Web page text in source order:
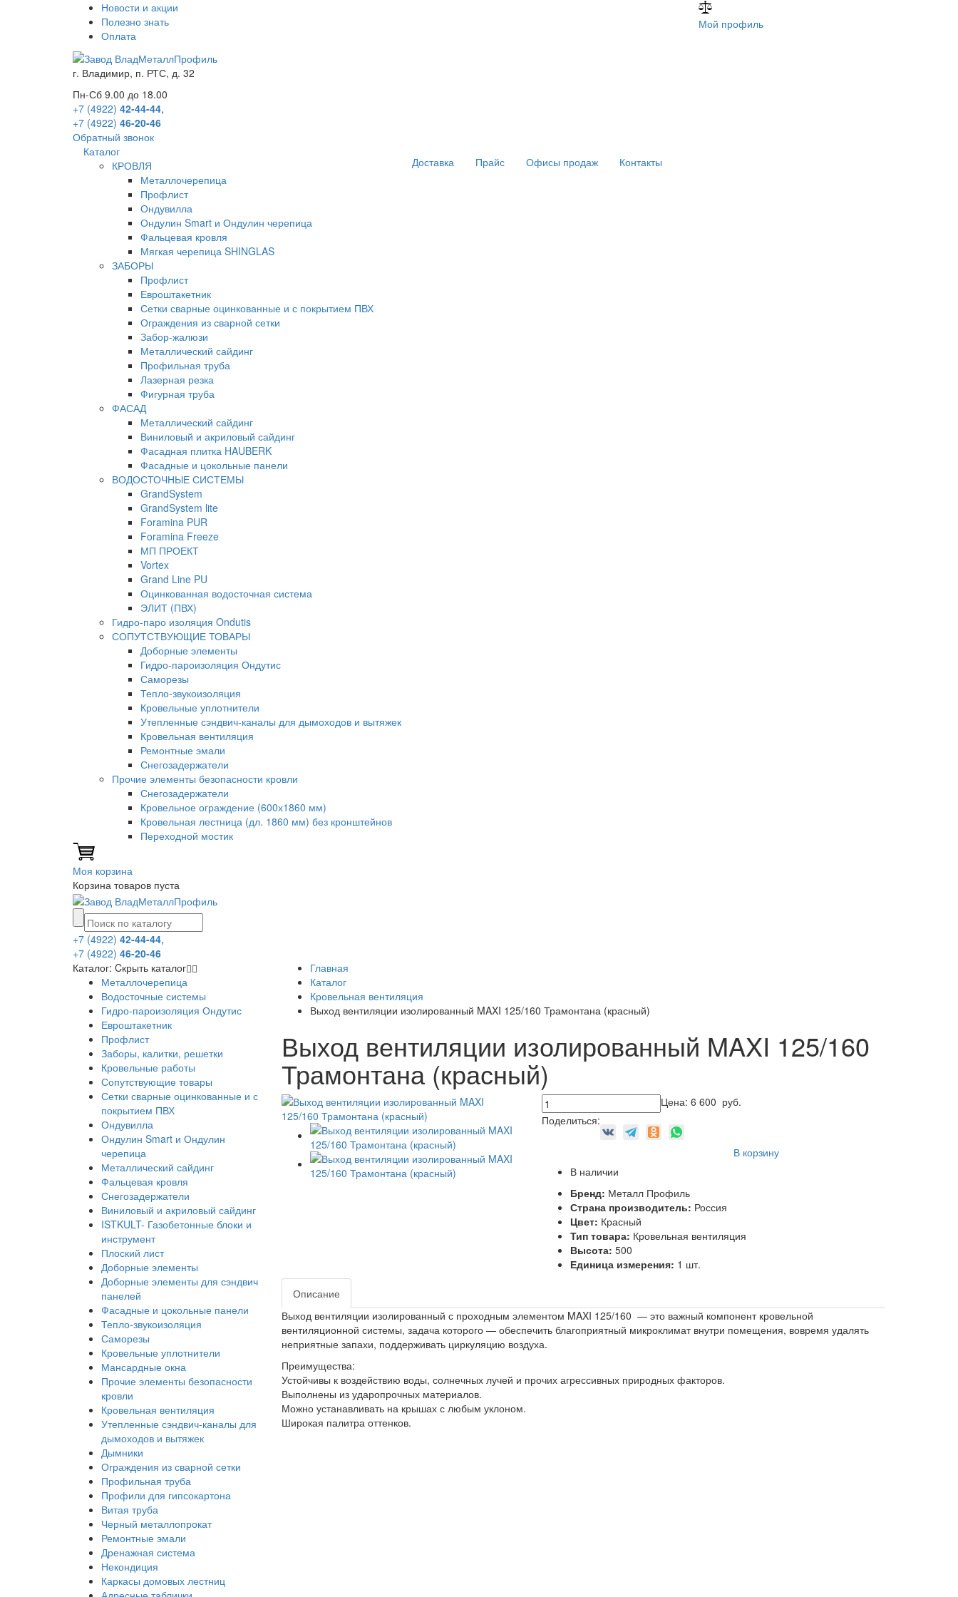
Новости и акции
Полезно знать
Оплата
Мой профиль
г. Владимир, п. РТС, д. 32
Пн-Сб 9.00 до 18.00
+7 (4922) 42-44-44,
+7 (4922) 46-20-46
Обратный звонок
Каталог
КРОВЛЯ
Металлочерепица
Профлист
Ондувилла
Ондулин Smart и Ондулин черепица
Фальцевая кровля
Мягкая черепица SHINGLAS
ЗАБОРЫ
Профлист
Евроштакетник
Сетки сварные оцинкованные и с покрытием ПВХ
Ограждения из сварной сетки
Забор-жалюзи
Металлический сайдинг
Профильная труба
Лазерная резка
Фигурная труба
ФАСАД
Металлический сайдинг
Виниловый и акриловый сайдинг
Фасадная плитка HAUBERK
Фасадные и цокольные панели
ВОДОСТОЧНЫЕ СИСТЕМЫ
GrandSystem
GrandSystem lite
Foramina PUR
Foramina Freeze
МП ПРОЕКТ
Vortex
Grand Line PU
Оцинкованная водосточная система
ЭЛИТ (ПВХ)
Гидро-паро изоляция Ondutis
СОПУТСТВУЮЩИЕ ТОВАРЫ
Доборные элементы
Гидро-пароизоляция Ондутис
Саморезы
Тепло-звукоизоляция
Кровельные уплотнители
Утепленные сэндвич-каналы для дымоходов и вытяжек
Кровельная вентиляция
Ремонтные эмали
Снегозадержатели
Прочие элементы безопасности кровли
Снегозадержатели
Кровельное ограждение (600х1860 мм)
Кровельная лестница (дл. 1860 мм) без кронштейнов
Переходной мостик
Доставка Прайс Офисы продаж Контакты
Моя корзина
Корзина товаров пуста
+7 (4922) 42-44-44,
+7 (4922) 46-20-46
Каталог: Cкрыть каталог
Металлочерепица
Водосточные системы
Гидро-пароизоляция Ондутис
Евроштакетник
Профлист
Заборы, калитки, решетки
Кровельные работы
Сопутствующие товары
Сетки сварные оцинкованные и с
покрытием ПВХ
Ондувилла
Ондулин Smart и Ондулин
черепица
Металлический сайдинг
Фальцевая кровля
Снегозадержатели
Виниловый и акриловый сайдинг
ISTKULT- Газобетонные блоки и
инструмент
Плоский лист
Доборные элементы
Доборные элементы для сэндвич
панелей
Фасадные и цокольные панели
Тепло-звукоизоляция
Саморезы
Кровельные уплотнители
Мансардные окна
Прочие элементы безопасности
кровли
Кровельная вентиляция
Утепленные сэндвич-каналы для
дымоходов и вытяжек
Дымники
Ограждения из сварной сетки
Профильная труба
Профили для гипсокартона
Витая труба
Черный металлопрокат
Ремонтные эмали
Дренажная система
Некондиция
Каркасы домовых лестниц
Главная
Каталог
Кровельная вентиляция
Выход вентиляции изолированный MAXI 125/160 Трамонтана (красный)
Выход вентиляции изолированный MAXI 125/160
Трамонтана (красный)
Цена:6 600 руб.
Поделиться:
В корзину
В наличии
Бренд: Металл Профиль
Страна производитель: Россия
Цвет: Красный
Тип товара: Кровельная вентиляция
Высота:500
Единица измерения: 1 шт.
Описание
Выход вентиляции изолированный с проходным элементом MAXI 125/160 — это важный компонент кровельной
вентиляционной системы, задача которого — обеспечить благоприятный микроклимат внутри помещения, вовремя удалять
неприятные запахи, поддерживать циркуляцию воздуха.
Преимущества:
Устойчивы к воздействию воды, солнечных лучей и прочих агрессивных природных факторов.
Выполнены из ударопрочных материалов.
Можно устанавливать на крышах с любым уклоном.
Широкая палитра оттенков.